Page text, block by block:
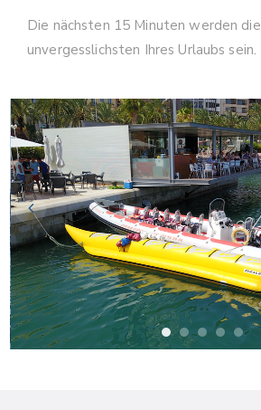
Die nächsten 15 Minuten werden
unvergesslichsten Ihres Urlaubs sein.